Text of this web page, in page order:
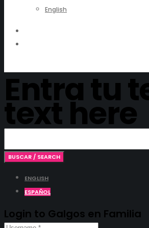
English
Entra tu
text here
ENGLISH
ESPAÑOL
Login to Galgos en Familia